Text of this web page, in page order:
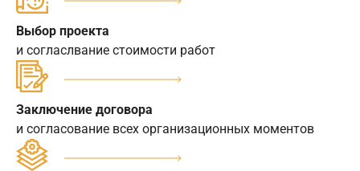
Выбор проекта
и согласлвание стоимости работ
Заключение договора
и согласование всех организационных моментов